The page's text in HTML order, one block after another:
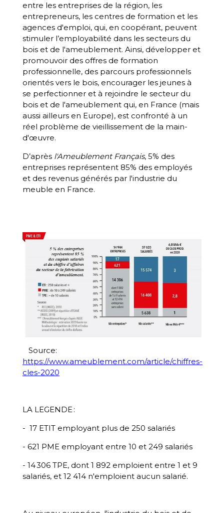
entre les entreprises de la région, les
entrepreneurs, les centres de formation et les
agences d'emploi, qui, en coopérant, peuvent
stimuler l’employabilité dans les secteurs du
bois et de l'ameublement. Ainsi, développer et
promouvoir des offres de formation
professionnelle, des parcours professionnels
orientés vers le bois, encourager les jeunes à
se perfectionner et à rejoindre le secteur du
bois et de l'ameublement qui, en France (mais
aussi ailleurs en Europe), est confronté à un
réel problème de vieillissement de la main-
d'œuvre.
D’après l'Ameublement Français, 5% des
entreprises représentent 85% des employés
et des revenus générés par l'industrie du
meuble en France.
Source:
https://www.ameublement.com/article/chiffres-
cles-2020
LA LEGENDE :
- 17 ETIT employant plus de 250 salariés
- 621 PME employant entre 10 et 249 salariés
- 14 306 TPE, dont 1 892 emploient entre 1 et 9
salariés, et 12 414 n'emploient aucun salarié.